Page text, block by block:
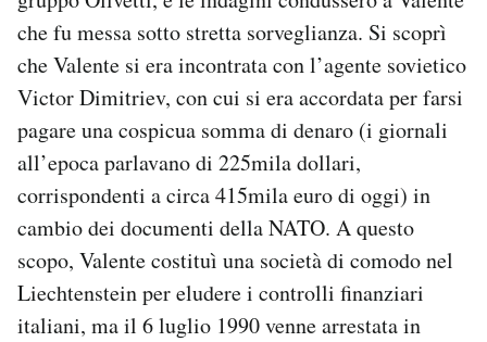
che fu messa sotto stretta sorveglianza. Si scoprì
che Valente si era incontrata con l’agente sovietico
Victor Dimitriev, con cui si era accordata per farsi
pagare una cospicua somma di denaro (i giornali
all’epoca parlavano di 225mila dollari,
corrispondenti a circa 415mila euro di oggi) in
cambio dei documenti della NATO. A questo
scopo, Valente costituì una società di comodo nel
Liechtenstein per eludere i controlli finanziari
italiani, ma il 6 luglio 1990 venne arrestata in